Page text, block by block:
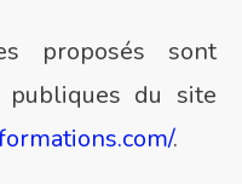
proposés sont
du site
.